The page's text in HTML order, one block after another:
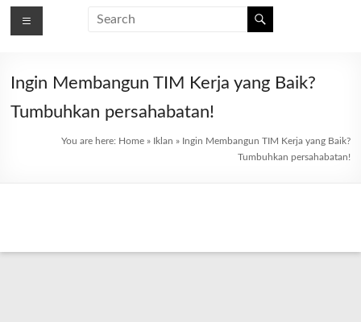
Ingin Membangun TIM Kerja yang Baik?
Tumbuhkan persahabatan!
You are here: Home» Iklan » Ingin Membangun TIM Kerja yang Baik?
Tumbuhkan persahabatan!